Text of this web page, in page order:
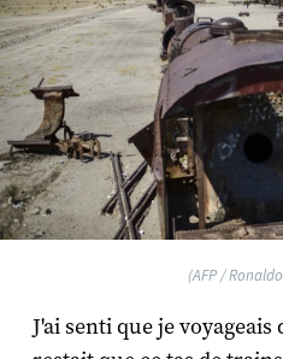
(AFP /
J'ai senti que je